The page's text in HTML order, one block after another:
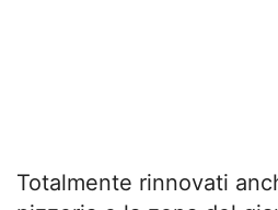
Totalmente rinnovati